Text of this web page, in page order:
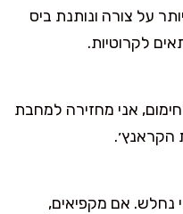
על צורה ונותנת ביס
לקרוטיות.
עד 4 ימים. לחימום, אני מחזירה למחבת
הקראנץ׳.
אם מקפיאים,